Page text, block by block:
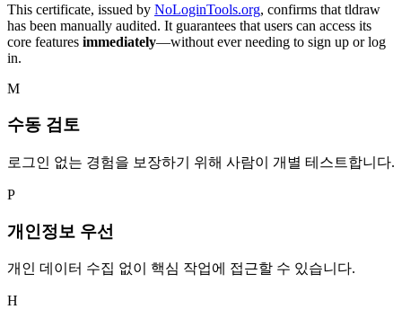
This certificate, issued by NoLoginTools.org, confirms that tldraw
has been manually audited. It guarantees that users can access its
core features immediately—without ever needing to sign up or log
in.
M
수동 검토
로그인 없는 경험을 보장하기 위해 사람이 개별 테스트합니다.
P
개인정보 우선
개인 데이터 수집 없이 핵심 작업에 접근할 수 있습니다.
H